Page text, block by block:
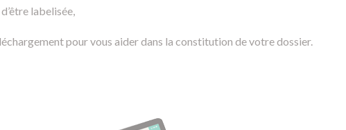
labelisée,
pour vous aider dans la constitution de votre dossier.